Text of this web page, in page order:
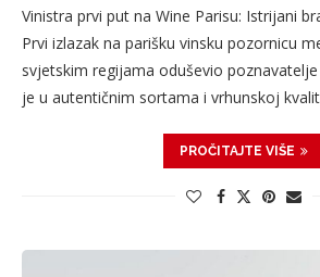
Vinistra prvi put na Wine Parisu: Istrijani
Prvi izlazak na parišku vinsku pozornicu
svjetskim regijama oduševio
je u autentičnim sortama i vrhunskoj
PROČITAJTE VIŠE